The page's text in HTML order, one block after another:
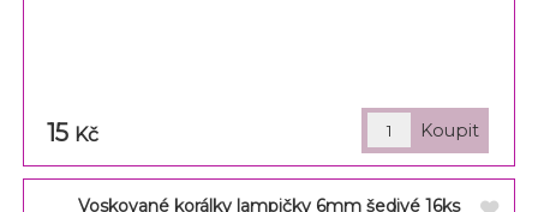
15 Kč
Voskované korálky lampičky 6mm šedivé 16ks